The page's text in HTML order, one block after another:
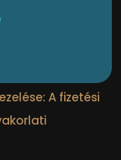
A fizetési